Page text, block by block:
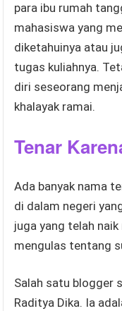
para ibu rumah
mahasiswa yang
diketahuinya atau
tugas kuliahnya.
diri seseorang
khalayak ramai.
Tenar
Ada banyak nama
di dalam negeri
juga yang telah
mengulas tentang
Salah satu blogger
Raditya Dika. Ia